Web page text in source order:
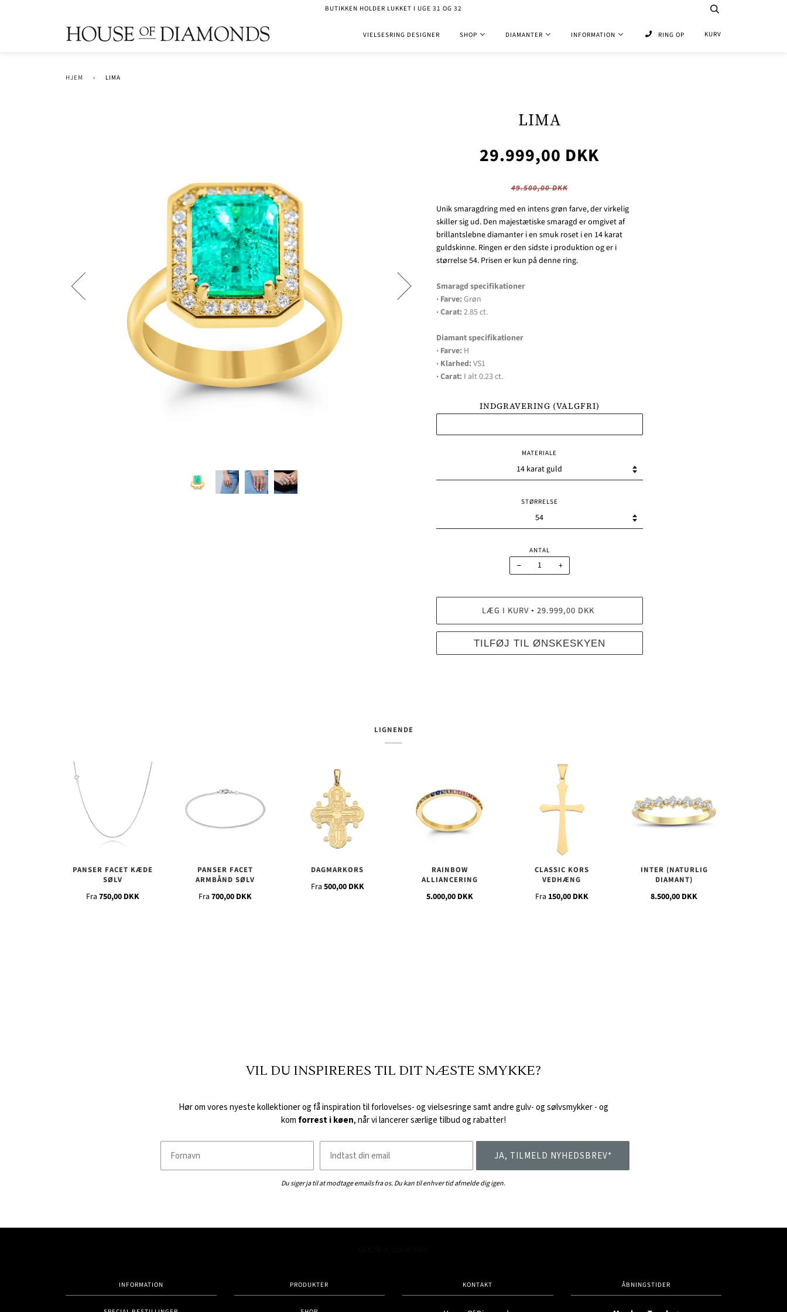
BUTIKKEN HOLDER LUKKET I UGE 31 OG 32
VIELSESRING DESIGNER SHOP DIAMANTER INFORMATION RING OP KURV
HJEM › LIMA
LIMA
29.999,00 DKK
49.500,00 DKK
Unik smaragdring med en intens grøn farve, der virkelig
skiller sig ud. Den majestætiske smaragd er omgivet af
brillantslebne diamanter i en smuk roset i en 14 karat
guldskinne. Ringen er den sidste i produktion og er i
størrelse 54. Prisen er kun på denne ring.
Smaragd specifikationer
· Farve:Grøn
· Carat:2.85 ct.
Diamant specifikationer
· Farve: H
· Klarhed:VS1
· Carat: I alt 0.23 ct.
INDGRAVERING (VALGFRI)
MATERIALE
STØRRELSE
ANTAL
− +
LÆG I KURV • 29.999,00 DKK
TILFØJ TIL ØNSKESKYEN
LIGNENDE
PANSER FACET KÆDE
SØLV
Fra750,00 DKK
PANSER FACET
ARMBÅND SØLV
Fra 700,00 DKK
DAGMARKORS
Fra 500,00 DKK
RAINBOW
ALLIANCERING
5.000,00 DKK
CLASSIC KORS
VEDHÆNG
Fra 150,00 DKK
INTER (NATURLIG
DIAMANT)
8.500,00 DKK
VIL DU INSPIRERES TIL DIT NÆSTE SMYKKE?
Hør om vores nyeste kollektioner og få inspiration til forlovelses- og vielsesringe samt andre gulv- og sølvsmykker -og
kom forrest i køen, når vi lancerer særlige tilbud og rabatter!
JA, TILMELD NYHEDSBREV*
Du siger ja til at modtage emails fra os. Du kan til enhver tid afmelde dig igen.
INFORMATION PRODUKTER KONTAKT ÅBNINGSTIDER